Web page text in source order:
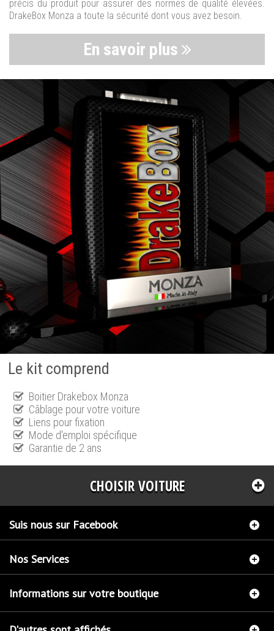
précis du produit pour assurer des normes de qualité élevées.
DrakeBox Monza a toute la sécurité dont vous avez besoin.
En savoir plus
Le kit comprend
Boitier Drakebox Monza
Câblage pour votre voiture
Liens pour fixation
Mode d'emploi spécifique
Garantie de 2 ans
CHOISIR VOITURE
Suis nous sur Facebook
Nos Services
Informations sur votre boutique